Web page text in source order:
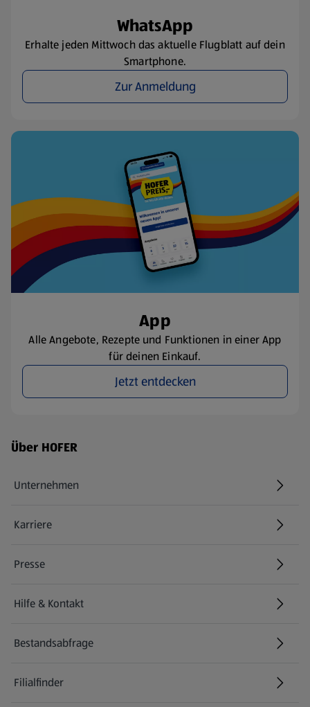
WhatsApp
Erhalte jeden Mittwoch das aktuelle Flugblatt auf dein
Smartphone.
Zur Anmeldung
App
Alle Angebote, Rezepte und Funktionen in einer App
für deinen Einkauf.
Jetzt entdecken
Fußzeilenmenü - weitere Links
Über HOFER
Unternehmen
Karriere
(öffnet in einem neuen Tab)
Presse
Hilfe & Kontakt
(öffnet in einem neuen Tab)
Bestandsabfrage
(öffnet in einem neuen Tab)
Filialfinder